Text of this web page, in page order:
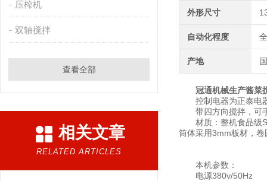
压榨机
双轴搅拌
查看全部
相关文章
RELATED ARTICLES
外形尺寸
自动化程度
产地
冠通机械生产酱菜
控制电器为正泰电
带四方向搅拌，可
材质：整机食品级
筒体采用3mm板材，
本机参数：
电源380v/50Hz